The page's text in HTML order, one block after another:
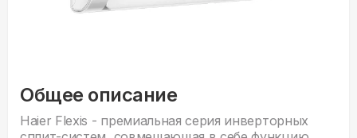
Общее описание
Haier Flexis - премиальная серия инверторных